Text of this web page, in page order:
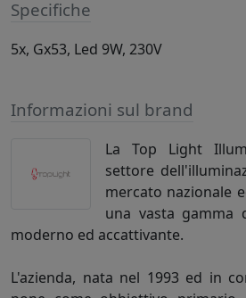
Specifiche
5x, Gx53, Led 9W, 230V
Informazioni sul brand
La Top Light
settore
mercato nazionale
una vasta gamma
moderno ed accattivante.
L'azienda, nata nel 1993 ed in